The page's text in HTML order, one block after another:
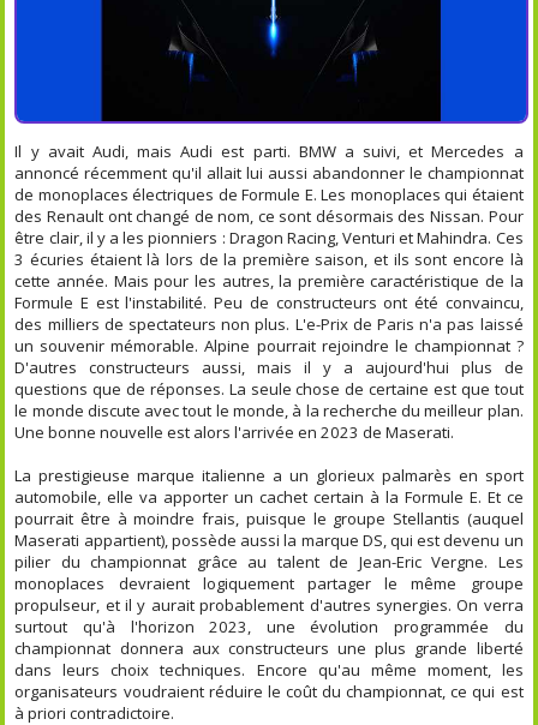
Il y avait Audi, mais Audi est parti. BMW a suivi, et Mercedes a
annoncé récemment qu'il allait lui aussi abandonner le championnat
de monoplaces électriques de Formule E. Les monoplaces qui étaient
des Renault ont changé de nom, ce sont désormais des Nissan. Pour
être clair, il y a les pionniers : Dragon Racing, Venturi et Mahindra. Ces
3 écuries étaient là lors de la première saison, et ils sont encore là
cette année. Mais pour les autres, la première caractéristique de la
Formule E est l'instabilité. Peu de constructeurs ont été convaincu,
des milliers de spectateurs non plus. L'e-Prix de Paris n'a pas laissé
un souvenir mémorable. Alpine pourrait rejoindre le championnat ?
D'autres constructeurs aussi, mais il y a aujourd'hui plus de
questions que de réponses. La seule chose de certaine est que tout
le monde discute avec tout le monde, à la recherche du meilleur plan.
Une bonne nouvelle est alors l'arrivée en 2023 de Maserati.
La prestigieuse marque italienne a un glorieux palmarès en sport
automobile, elle va apporter un cachet certain à la Formule E. Et ce
pourrait être à moindre frais, puisque le groupe Stellantis (auquel
Maserati appartient), possède aussi la marque DS, qui est devenu un
pilier du championnat grâce au talent de Jean-Eric Vergne. Les
monoplaces devraient logiquement partager le même groupe
propulseur, et il y aurait probablement d'autres synergies. On verra
surtout qu'à l'horizon 2023, une évolution programmée du
championnat donnera aux constructeurs une plus grande liberté
dans leurs choix techniques. Encore qu'au même moment, les
organisateurs voudraient réduire le coût du championnat, ce qui est
à priori contradictoire.